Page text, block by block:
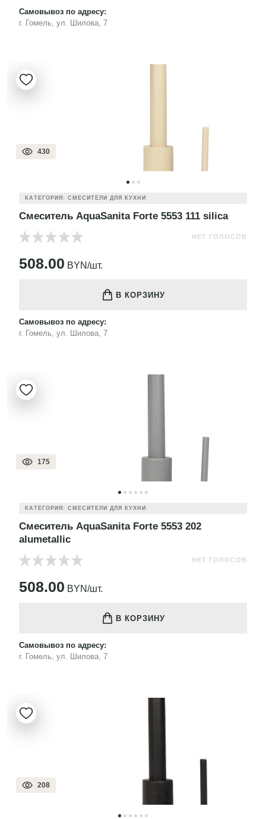
Самовывоз по адресу:
г. Гомель, ул. Шилова, 7
430
КАТЕГОРИЯ: СМЕСИТЕЛИ ДЛЯ КУХНИ
Смеситель AquaSanita Forte 5553 111 silica
НЕТ ГОЛОСОВ
508.00 BYN/шт.
В КОРЗИНУ
Самовывоз по адресу:
г. Гомель, ул. Шилова, 7
175
КАТЕГОРИЯ: СМЕСИТЕЛИ ДЛЯ КУХНИ
Смеситель AquaSanita Forte 5553 202
alumetallic
НЕТ ГОЛОСОВ
508.00 BYN/шт.
В КОРЗИНУ
Самовывоз по адресу:
г. Гомель, ул. Шилова, 7
208